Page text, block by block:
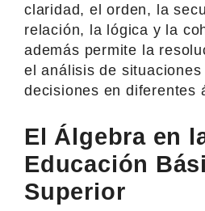
claridad, el orden, la
relación, la lógica y la
además permite la
el análisis de
decisiones en diferentes
El Álgebra en
Educación
Superior